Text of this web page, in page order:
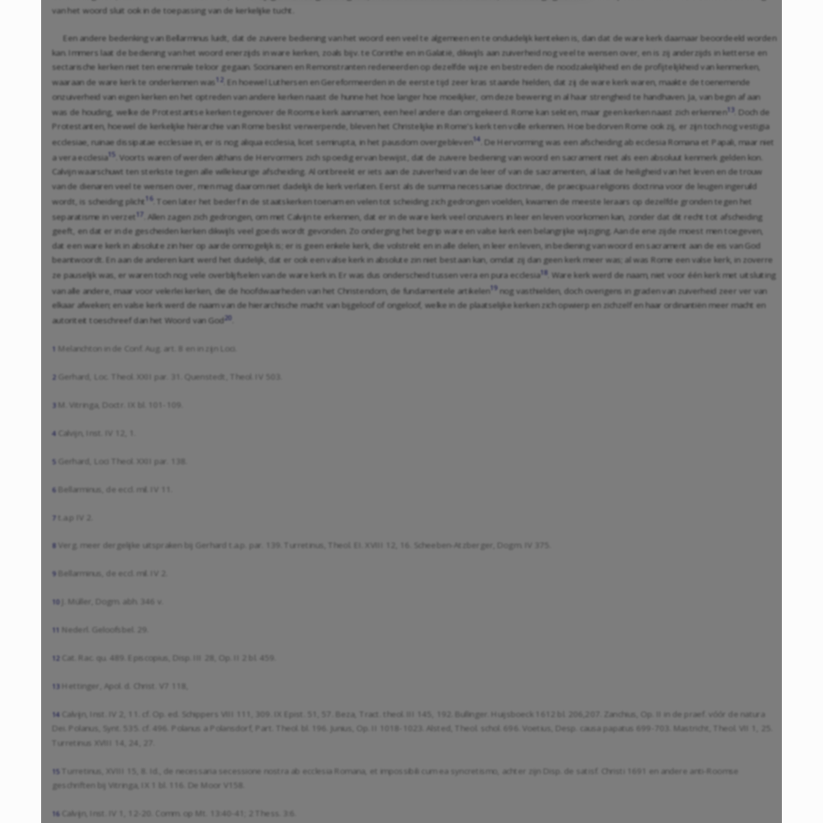
van het woord sluit ook in de toepassing van de kerkelijke tucht.
Een andere bedenking van Bellarminus luidt, dat de zuivere bediening van het woord een veel te algemeen en te onduidelijk kenteken is, dan dat de ware kerk daarnaar beoordeeld worden
kan. Immers laat de bediening van het woord enerzijds in ware kerken, zoals bijv. te Corinthe en in Galatië, dikwijls aan zuiverheid nog veel te wensen over, en is zij anderzijds in ketterse en
sectarische kerken niet ten enenmale teloor gegaan. Socinianen en Remonstranten redeneerden op dezelfde wijze en bestreden de noodzakelijkheid en de profijtelijkheid van kenmerken,
waaraan de ware kerk te onderkennen was12 . En hoewel Luthersen en Gereformeerden in de eerste tijd zeer kras staande hielden, dat zij de ware kerk waren, maakte de toenemende
onzuiverheid van eigen kerken en het optreden van andere kerken naast de hunne het hoe langer hoe moeilijker, om deze bewering in al haar strengheid te handhaven. Ja, van begin af aan
was de houding, welke de Protestantse kerken tegenover de Roomse kerk aannamen, een heel andere dan omgekeerd. Rome kan sekten, maar geen kerken naast zich erkennen13 . Doch de
Protestanten, hoewel de kerkelijke hiërarchie van Rome beslist verwerpende, bleven het Christelijke in Rome’s kerk ten volle erkennen. Hoe bedorven Rome ook zij, er zijn toch nog vestigia
ecclesiae, ruinae dissipatae ecclesiae in, er is nog aliqua ecclesia, licet semirupta, in het pausdom overgebleven14 . De Hervorming was een afscheiding ab ecclesia Romana et Papali, maar niet
a vera ecclesia
. Voorts waren of werden althans de Hervormers zich spoedig ervan bewijst, dat de zuivere bediening van woord en sacrament niet als een absoluut kenmerk gelden kon.
Calvijn waarschuwt ten sterkste tegen alle willekeurige afscheiding. Al ontbreekt er iets aan de zuiverheid van de leer of van de sacramenten, al laat de heiligheid van het leven en de trouw
van de dienaren veel te wensen over, men mag daarom niet dadelijk de kerk verlaten. Eerst als de summa necessariae doctrinae, de praecipua religionis doctrina voor de leugen ingeruild
wordt, is scheiding plicht
16. Toen later het bederf in de staatskerken toenam en velen tot scheiding zich gedrongen voelden, kwamen de meeste leraars op dezelfde gronden tegen het
separatisme in verzet 17 . Allen zagen zich gedrongen, om met Calvijn te erkennen, dat er in de ware kerk veel onzuivers in leer en leven voorkomen kan, zonder dat dit recht tot afscheiding
geeft, en dat er in de gescheiden kerken dikwijls veel goeds wordt gevonden. Zo onderging het begrip ware en valse kerk een belangrijke wijziging. Aan de ene zijde moest men toegeven,
dat een ware kerk in absolute zin hier op aarde onmogelijk is; er is geen enkele kerk, die volstrekt en in alle delen, in leer en leven, in bediening van woord en sacrament aan de eis van God
beantwoordt. En aan de anderen kant werd het duidelijk, dat er ook een valse kerk in absolute zin niet bestaan kan, omdat zij dan geen kerk meer was; al was Rome een valse kerk, in zoverre
ze pauselijk was, er waren toch nog vele overblijfselen van de ware kerk in. Er was dus onderscheid tussen vera en pura ecclesia18 . Ware kerk werd de naam, niet voor één kerk met uitsluiting
van alle andere, maar voor velerlei kerken, die de hoofdwaarheden van het Christendom, de fundamentele artikelen19nog vasthielden, doch overigens in graden van zuiverheid zeer ver van
elkaar afweken; en valse kerk werd de naam van de hierarchische macht van bijgeloof of ongeloof, welke in de plaatselijke kerken zich opwierp en zichzelf en haar ordinantiën meer macht en
autoriteit toeschreef dan het Woord van God20
1 Melanchton in de Conf. Aug. art. 8 en in zijn Loci.
2 Gerhard, Loc. Theol. XXII par. 31. Quenstedt, Theol. IV 503.
3M. Vitringa, Doctr. IX bl. 101-109.
4 Calvijn, Inst. IV 12, 1.
5 Gerhard, Loci Theol. XXII par. 138.
6 Bellarminus, de eccl. mil. IV 11.
7 t.a.p IV 2.
8 Verg. meer dergelijke uitspraken bij Gerhard t.a.p. par. 139. Turretinus, Theol. EI. XVIII 12, 16. Scheeben-Atzberger, Dogm. IV 375.
9Bellarminus, de eccl. mil. IV 2.
10J. Müller, Dogm. abh. 346 v.
11 Nederl. Geloofsbel. 29.
12 Cat. Rac. qu. 489. Episcopius, Disp. III 28, Op. II 2 bl. 459.
13Hettinger, Apol. d. Christ. V7 118,
14
Calvijn, Inst. IV 2, 11. cf. Op. ed. Schippers VIII 111, 309. IX Epist. 51, 57. Beza, Tract. theol. III 145, 192. Bullinger. Huijsboeck 1612 bl. 206,207. Zanchius, Op. II in de praef. vóór de natura
Dei. Polanus, Synt. 535. cf. 496. Polanus a Polansdorf, Part. Theol. bl. 196. Junius, Op. II 1018-1023. Alsted, Theol. schol. 696. Voetius, Desp. causa papatus 699-703. Mastricht, Theol. VII 1, 25.
Turretinus XVIII 14, 24, 27.
15 Turretinus, XVIII 15, 8. Id., de necessaria secessione nostra ab ecclesia Romana, et impossibili cum ea syncretismo, achter zijn Disp. de satisf. Christi 1691 en andere anti-Roomse
geschriften bij Vitringa, IX 1 bl. 116. De Moor V158.
16 Calvijn, Inst. IV 1, 12-20. Comm. op Mt. 13:40-41 2 Thess. 3:6